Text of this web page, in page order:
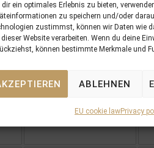
dir ein optimales Erlebnis zu bieten,
zu speichern und/oder
zustimmst, können wir Daten wie
Website verarbeiten. Wenn du deine
können bestimmte Merkmale und
ABLEHNEN
EU cookie lawPrivacy
Helen Street